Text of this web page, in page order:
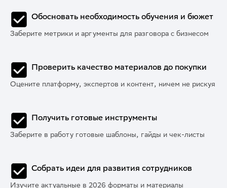
Обосновать необходимость обучения и бюжет
Заберите метрики и аргументы для разговора с бизнесом
Проверить качество материалов до покупки
Оцените платформу, экспертов и контент, ничем не рискуя
Получить готовые инструменты
Заберите в работу готовые шаблоны, гайды и чек-листы
Собрать идеи для развития сотрудников
Изучите актуальные в 2026 форматы и материалы